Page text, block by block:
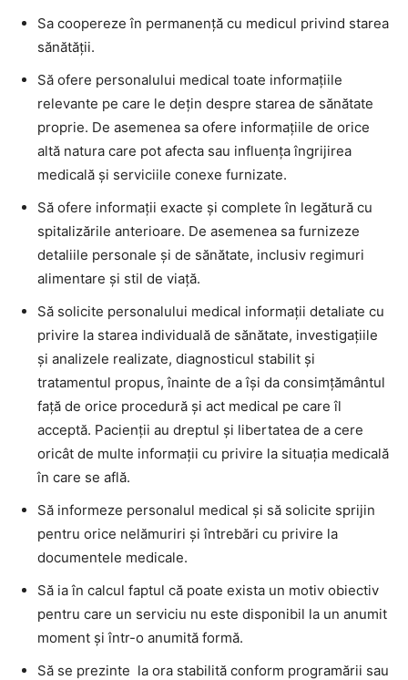
Sa coopereze în permanenţă cu medicul privind starea
sănătăţii.
Să ofere personalului medical toate informaţiile
relevante pe care le deţin despre starea de sănătate
proprie. De asemenea sa ofere informaţiile de orice
altă natura care pot afecta sau influenţa îngrijirea
medicală şi serviciile conexe furnizate.
Să ofere informaţii exacte şi complete în legătură cu
spitalizările anterioare. De asemenea sa furnizeze
detaliile personale şi de sănătate, inclusiv regimuri
alimentare şi stil de viaţă.
Să solicite personalului medical informaţii detaliate cu
privire la starea individuală de sănătate, investigaţiile
şi analizele realizate, diagnosticul stabilit şi
tratamentul propus, înainte de a îşi da consimţământul
faţă de orice procedură şi act medical pe care îl
acceptă. Pacienţii au dreptul şi libertatea de a cere
oricât de multe informaţii cu privire la situaţia medicală
în care se află.
Să informeze personalul medical şi să solicite sprijin
pentru orice nelămuriri şi întrebări cu privire la
documentele medicale.
Să ia în calcul faptul că poate exista un motiv obiectiv
pentru care un serviciu nu este disponibil la un anumit
moment şi într-o anumită formă.
Să se prezinte la ora stabilită conform programării sau